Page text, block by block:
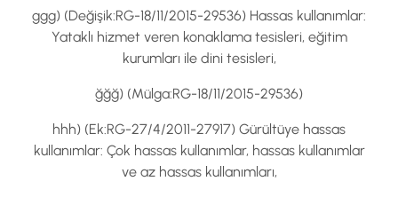
ggg) (Değişik:RG-18/11/2015-29536) Hassas kullanımlar:
Yataklı hizmet veren konaklama tesisleri, eğitim
kurumları ile dini tesisleri,
ğğğ) (Mülga:RG-18/11/2015-29536)
hhh) (Ek:RG-27/4/2011-27917) Gürültüye hassas
kullanımlar: Çok hassas kullanımlar, hassas kullanımlar
ve az hassas kullanımları,